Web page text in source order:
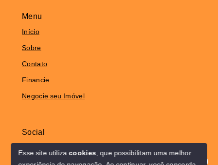
Menu
Início
Sobre
Contato
Financie
Negocie seu Imóvel
Social
Esse site utilizacookies , que possibilitam uma melhor